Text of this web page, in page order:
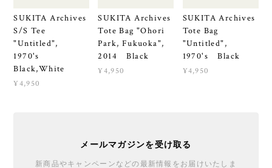
SUKITA Archives
S/S Tee
"Untitled",
1970's
Black,White
¥4,950
SUKITA Archives
Tote Bag "Ohori
Park, Fukuoka",
2014 Black
¥4,950
SUKITA Archives
Tote Bag
"Untitled",
1970's Black
¥4,950
メールマガジンを受け取る
新商品やキャンペーンなどの最新情報をお届けいたしま